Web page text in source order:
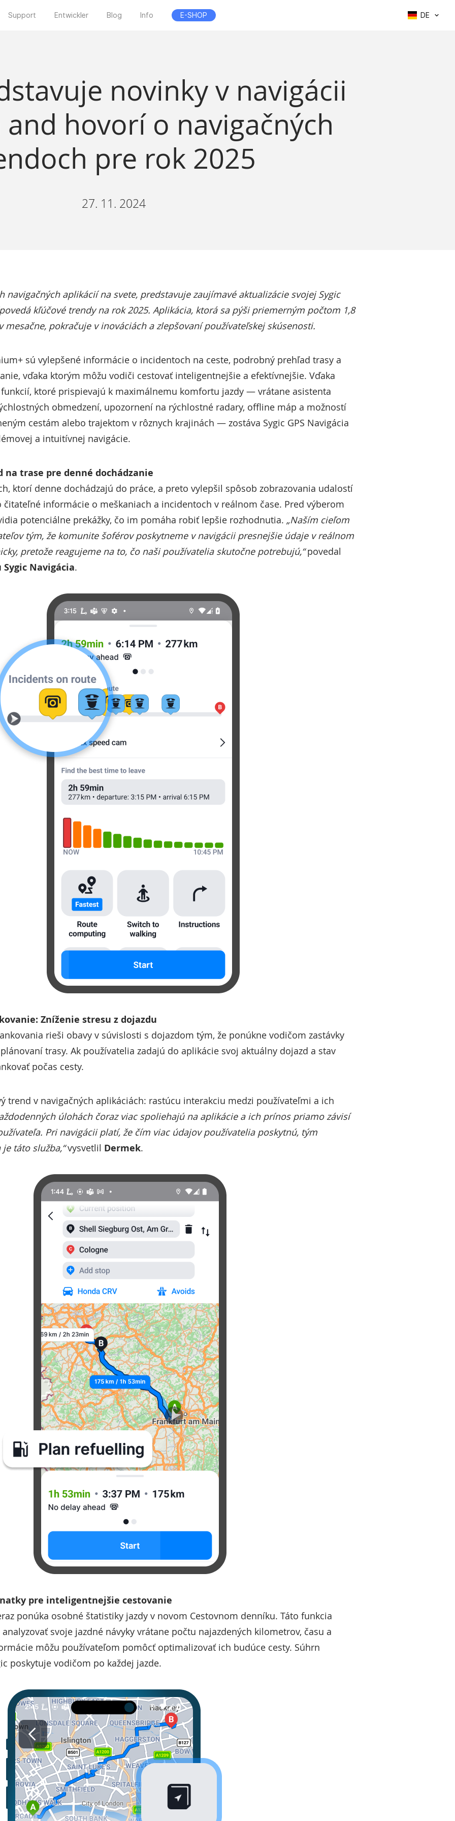
Support Entwickler Blog Info E-SHOP DE
novinky v navigácii
hovorí o navigačných
pre rok 2025
27. 11. 2024
navigačných aplikácií na svete, predstavuje zaujímavé aktualizácie svojej Sygic
kľúčové trendy na rok 2025. Aplikácia, ktorá sa pýši priemerným počtom 1,8
pokračuje v inováciách a zlepšovaní používateľskej skúsenosti.
sú vylepšené informácie o incidentoch na ceste, podrobný prehľad trasy a
vďaka ktorým môžu vodiči cestovať inteligentnejšie a efektívnejšie. Vďaka
ktoré prispievajú k maximálnemu komfortu jazdy — vrátane asistenta
obmedzení, upozornení na rýchlostné radary, offline máp a možností
cestám alebo trajektom v rôznych krajinách — zostáva Sygic GPS Navigácia
a intuitívnej navigácie.
na trase pre denné dochádzanie
ktorí denne dochádzajú do práce, a preto vylepšil spôsob zobrazovania udalostí
informácie o meškaniach a incidentoch v reálnom čase. Pred výberom
potenciálne prekážky, čo im pomáha robiť lepšie rozhodnutia. „Naším cieľom
tým, že komunite šoférov poskytneme v navigácii presnejšie údaje v reálnom
pretože reagujeme na to, čo naši používatelia skutočne potrebujú,“povedal
Navigácia.
Zníženie stresu z dojazdu
rieši obavy v súvislosti s dojazdom tým, že ponúkne vodičom zastávky
trasy. Ak používatelia zadajú do aplikácie svoj aktuálny dojazd a stav
počas cesty.
trend v navigačných aplikáciách: rastúcu interakciu medzi používateľmi a ich
úlohách čoraz viac spoliehajú na aplikácie a ich prínos priamo závisí
Pri navigácii platí, že čím viac údajov používatelia poskytnú, tým
táto služba,“vysvetlil Dermek.
pre inteligentnejšie cestovanie
ponúka osobné štatistiky jazdy v novom Cestovnom denníku. Táto funkcia
svoje jazdné návyky vrátane počtu najazdených kilometrov, času a
môžu používateľom pomôcť optimalizovať ich budúce cesty. Súhrn
poskytuje vodičom po každej jazde.